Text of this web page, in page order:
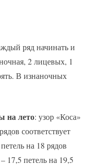
ряд начинать и
2 лицевых, 1
В изнаночных
на лето: узор «Коса»
соответствует
на 18 рядов
17,5 петель на 19,5